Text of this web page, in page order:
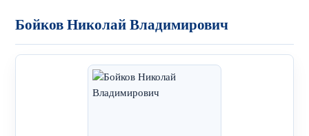
Бойков Николай Владимирович